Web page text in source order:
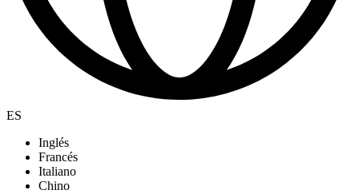
ES
Inglés
Francés
Italiano
Chino